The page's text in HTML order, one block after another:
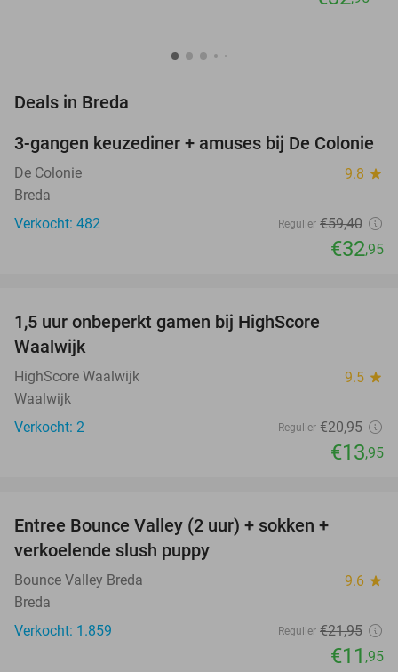
Deals in Breda
45%
3-gangen keuzediner + amuses bij De Colonie
De Colonie 9.8 star
Breda
Verkocht: 482
Regulier €59,40
€32,95
TODAY
1,5 uur onbeperkt gamen bij HighScore
Waalwijk
HighScore Waalwijk 9.5 star
Waalwijk
Verkocht: 2
Regulier €20,95
€13,95
Entree Bounce Valley (2 uur) + sokken +
verkoelende slush puppy
Bounce Valley Breda 9.6 star
Breda
Verkocht: 1.859
Regulier €21,95
€11 ,95